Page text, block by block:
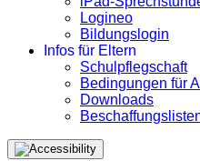
Logineo
Bildungslogin
Infos für Eltern
Schulpflegschaft
Bedingungen für
Downloads